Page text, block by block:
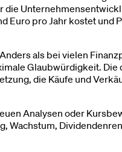
pro Jahr kostet und
als bei vielen
Glaubwürdigkeit. Die
die Käufe und
Analysen oder